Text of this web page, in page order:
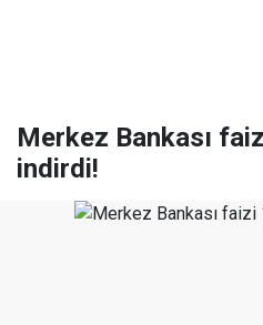
Merkez Bankası
indirdi!